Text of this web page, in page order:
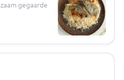
gegaarde